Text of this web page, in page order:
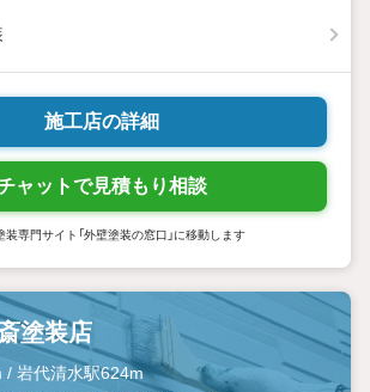
施工店の詳細
ャットで見積もり相談
専門サイト「外壁塗装の窓口」に移動します
塗装店
/ 岩代清水駅624m